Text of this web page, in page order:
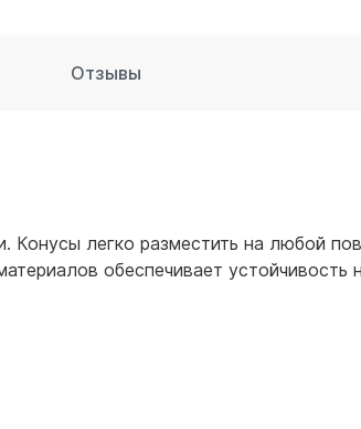
Отзывы
Конусы легко разместить на любой
обеспечивает устойчивость